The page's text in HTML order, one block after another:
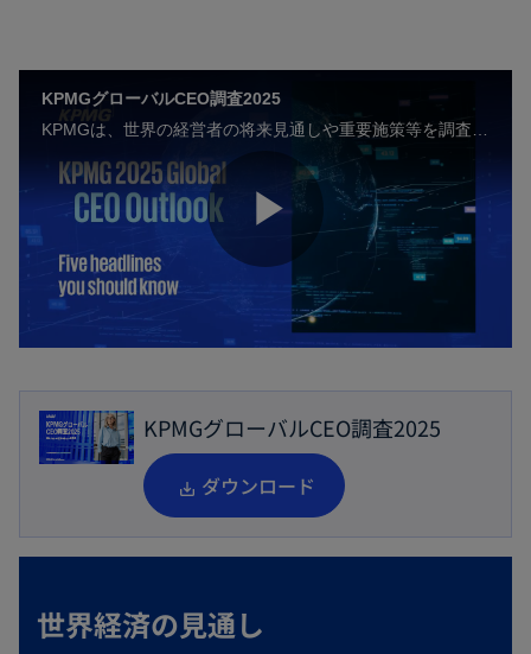
KPMGグローバルCEO調査2025
P
l
a
KPMGグローバルCEO調査2025
ダウンロード
新
し
い
ブ
世界経済の見通し